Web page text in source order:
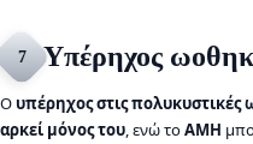
7 Υπέρηχος
Ο υπέρηχος στις πολυκυστικές
αρκεί μόνος του, ενώ τοAMH